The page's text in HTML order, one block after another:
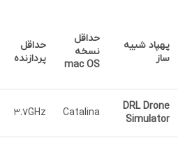
پهپاد شبیه
ساز
حداقل
نسخه
mac OS
حداقل
پردازنده
DRL Drone
Simulator
Catalina
3.7GHz